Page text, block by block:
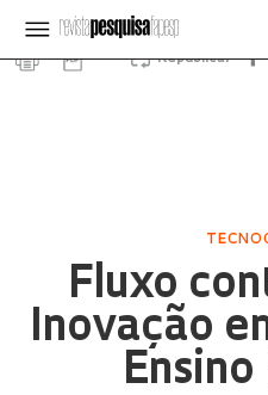
Republicar
Fluxo
Inovação